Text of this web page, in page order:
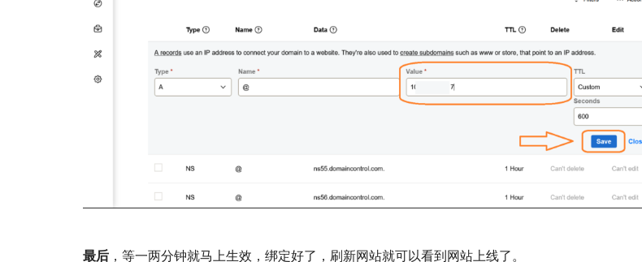
最后 ，等一两分钟就马上生效，绑定好了，刷新网站就可以看到网站上线了。